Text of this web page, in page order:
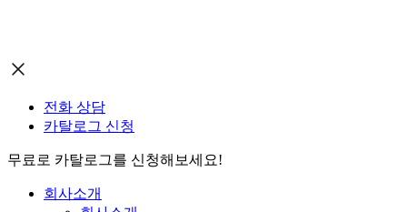
전화 상담
카탈로그 신청
무료로 카탈로그를 신청해보세요!
회사소개